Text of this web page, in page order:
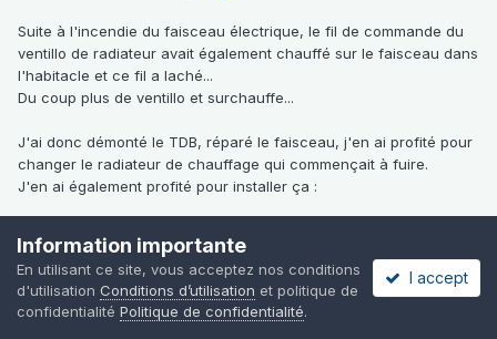
Suite à l'incendie du faisceau électrique, le fil de commande du
ventillo de radiateur avait également chauffé sur le faisceau dans
l'habitacle et ce fil a laché...
Du coup plus de ventillo et surchauffe...
J'ai donc démonté le TDB, réparé le faisceau, j'en ai profité pour
changer le radiateur de chauffage qui commençait à fuire.
J'en ai également profité pour installer ça :
C'est ce qui manquais vraiment sur mon TDB et de nuit ça donne
ça (désolé pour la qualité):
Information importante
En utilisant ce site, vous acceptez nos conditions
d'utilisation Conditions d’utilisation et politique de
confidentialité Politique de confidentialité.
I accept